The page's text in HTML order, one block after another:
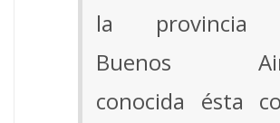
la provincia
Buenos
conocida ésta